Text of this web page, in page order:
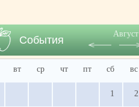
События
Август
вт ср чт пт сб вс
1 2